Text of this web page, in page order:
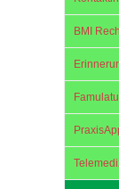
BMI